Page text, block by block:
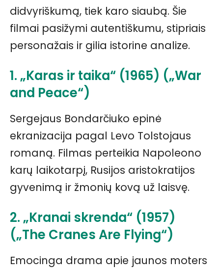
didvyriškumą, tiek karo siaubą. Šie
filmai pasižymi autentiškumu, stipriais
personažais ir gilia istorine analize.
1. „Karas ir taika“ (1965) („War
and Peace“)
Sergejaus Bondarčiuko epinė
ekranizacija pagal Levo Tolstojaus
romaną. Filmas perteikia Napoleono
karų laikotarpį, Rusijos aristokratijos
gyvenimą ir žmonių kovą už laisvę.
2. „Kranai skrenda“ (1957)
(„The Cranes Are Flying“)
Emocinga drama apie jaunos moters